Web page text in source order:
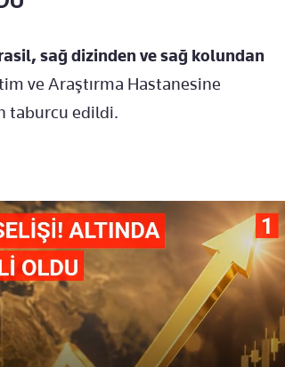
sağ dizinden ve sağ kolundan
ve Araştırma Hastanesine
taburcu edildi.